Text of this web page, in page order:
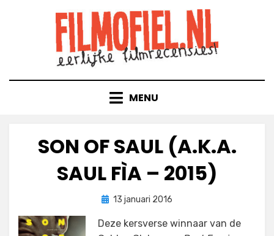
MENU
SON OF SAUL (A.K.A.
SAUL FÌA – 2015)
doorFilmofiel.nl
Geplaatst
13 januari 2016
Deze kersverse winnaar van de